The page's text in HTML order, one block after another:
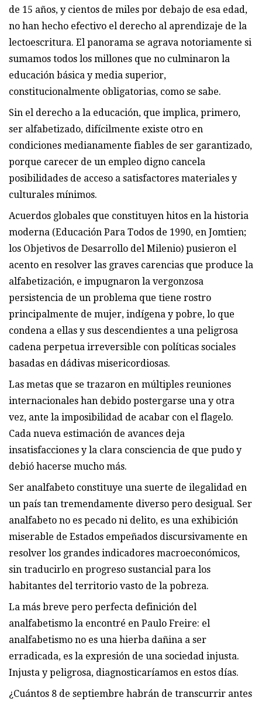
de 15 años, y cientos de miles por debajo de esa edad,
no han hecho efectivo el derecho al aprendizaje de la
lectoescritura. El panorama se agrava notoriamente si
sumamos todos los millones que no culminaron la
educación básica y media superior,
constitucionalmente obligatorias, como se sabe.
Sin el derecho a la educación, que implica, primero,
ser alfabetizado, difícilmente existe otro en
condiciones medianamente fiables de ser garantizado,
porque carecer de un empleo digno cancela
posibilidades de acceso a satisfactores materiales y
culturales mínimos.
Acuerdos globales que constituyen hitos en la historia
moderna (Educación Para Todos de 1990, en Jomtien;
los Objetivos de Desarrollo del Milenio) pusieron el
acento en resolver las graves carencias que produce la
alfabetización, e impugnaron la vergonzosa
persistencia de un problema que tiene rostro
principalmente de mujer, indígena y pobre, lo que
condena a ellas y sus descendientes a una peligrosa
cadena perpetua irreversible con políticas sociales
basadas en dádivas misericordiosas.
Las metas que se trazaron en múltiples reuniones
internacionales han debido postergarse una y otra
vez, ante la imposibilidad de acabar con el flagelo.
Cada nueva estimación de avances deja
insatisfacciones y la clara consciencia de que pudo y
debió hacerse mucho más.
Ser analfabeto constituye una suerte de ilegalidad en
un país tan tremendamente diverso pero desigual. Ser
analfabeto no es pecado ni delito, es una exhibición
miserable de Estados empeñados discursivamente en
resolver los grandes indicadores macroeconómicos,
sin traducirlo en progreso sustancial para los
habitantes del territorio vasto de la pobreza.
La más breve pero perfecta definición del
analfabetismo la encontré en Paulo Freire: el
analfabetismo no es una hierba dañina a ser
erradicada, es la expresión de una sociedad injusta.
Injusta y peligrosa, diagnosticaríamos en estos días.
¿Cuántos 8 de septiembre habrán de transcurrir antes